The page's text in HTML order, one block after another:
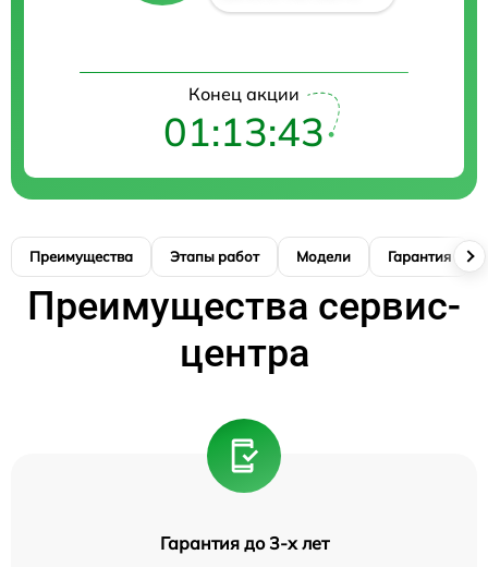
Конец акции
01:13:42
Преимущества Этапы работ Модели Гарантия
Преимущества сервис-
центра
Гарантия до 3-х лет